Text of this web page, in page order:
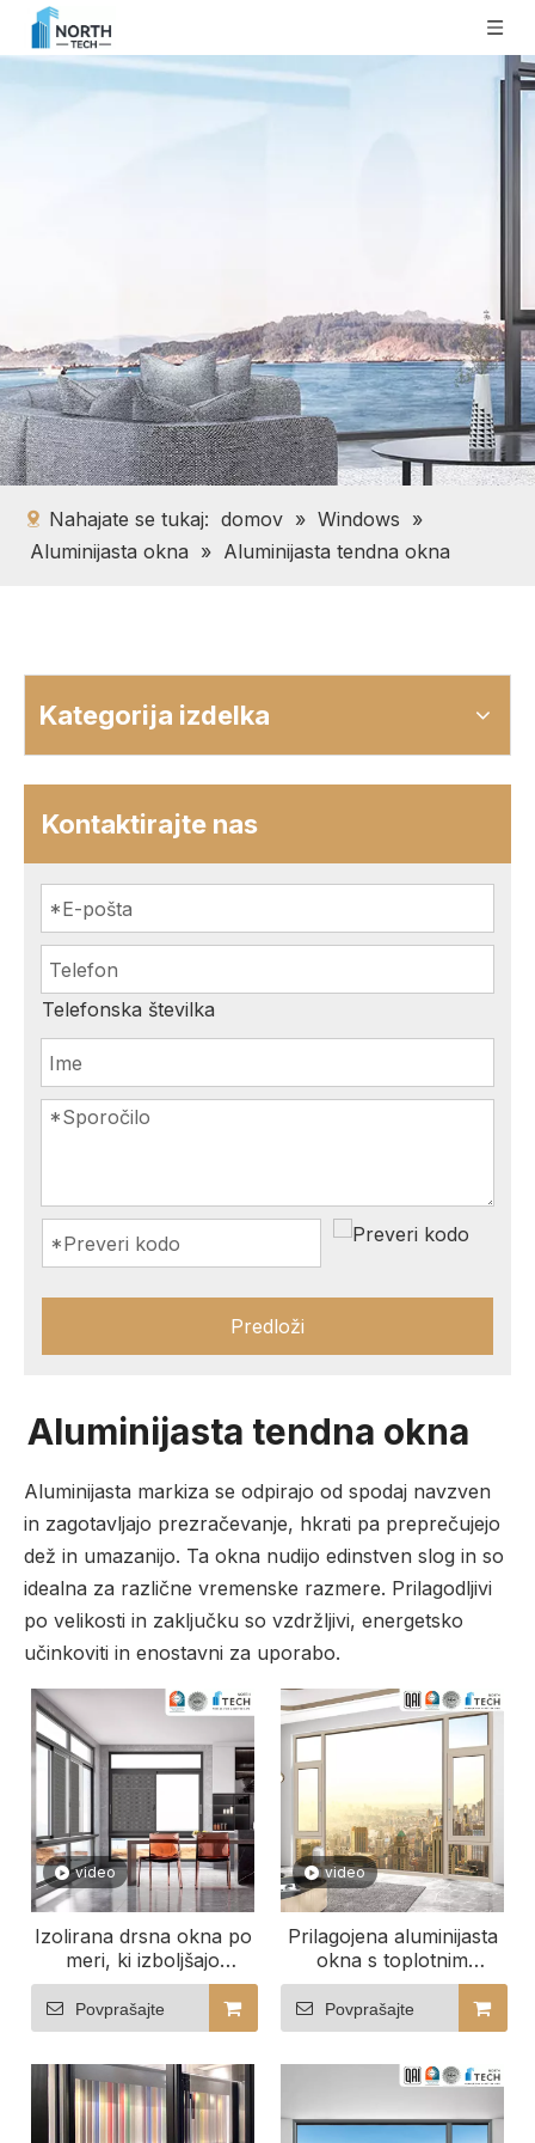
Nahajate se tukaj: domov » Windows »
Aluminijasta okna » Aluminijasta tendna okna
Kategorija izdelka
Kontaktirajte nas
Telefonska številka
Predloži
Aluminijasta tendna okna
Aluminijasta markiza se odpirajo od spodaj navzven
in zagotavljajo prezračevanje, hkrati pa preprečujejo
dež in umazanijo. Ta okna nudijo edinstven slog in so
idealna za različne vremenske razmere. Prilagodljivi
po velikosti in zaključku so vzdržljivi, energetsko
učinkoviti in enostavni za uporabo.
video
Izolirana drsna okna po
meri, ki izboljšajo
hotelski ambient
Povprašajte
video
Prilagojena aluminijasta
okna s toplotnim
mostom, ki se odlično
prilegajo vašemu
prostoru
Povprašajte